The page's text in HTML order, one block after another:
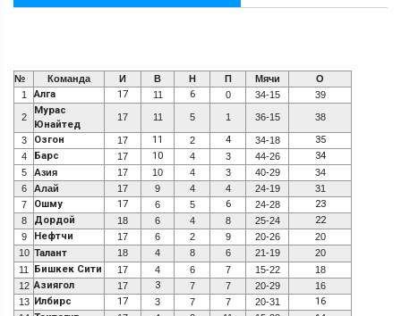
№ Команда И В Н П Мячи
О
1
Алга 17 11 6 0 34-15 39
2
Мурас
Юнайтед
17 11 5 1 36-15 38
3 Озгон 17 11 2 4 34-18 35
4 Барс 17 10 4 3 44-26 34
5 Азия 17 10 4 3 40-29
34
6
Алай 17 9 4 4 24-19
31
7
Ошму 17 6 5 6 24-28 23
8 Дордой 18 6 4 8 25-24 22
9 Нефтчи 17 6 2 9 20-26
20
10 Талант 18 4 8 6 21-19
20
11
Бишкек Сити 17 4 6 7 15-22
18
12 Азиягол 17 3 7 7 20-29
16
13 Илбирс 17 3 7 7 20-31 16